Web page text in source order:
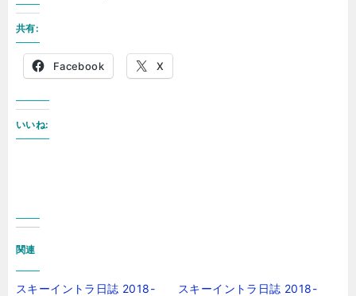
共有:
Facebook X
いいね:
関連
スキーイントラ日誌 2018-
スキーイントラ日誌 2018-